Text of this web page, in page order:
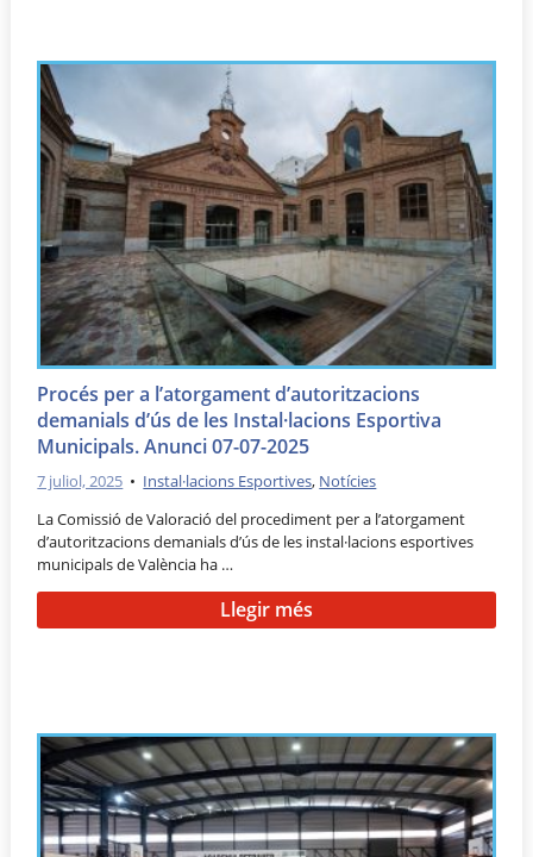
Procés per a l’atorgament d’autoritzacions
demanials d’ús de les Instal·lacions Esportiva
Municipals. Anunci 07-07-2025
7 juliol, 2025 • Instal·lacions Esportives, Notícies
La Comissió de Valoració del procediment per a l’atorgament
d’autoritzacions demanials d’ús de les instal·lacions esportives
municipals de València ha …
Llegir més